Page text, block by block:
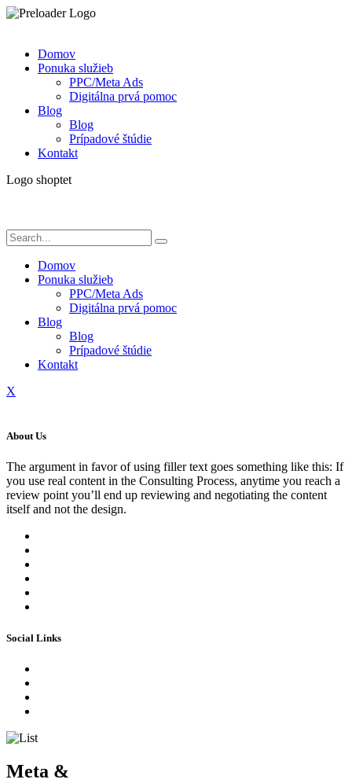
Domov
Ponuka služieb
PPC/Meta Ads
Digitálna prvá pomoc
Blog
Blog
Prípadové štúdie
Kontakt
Logo shoptet
Domov
Ponuka služieb
PPC/Meta Ads
Digitálna prvá pomoc
Blog
Blog
Prípadové štúdie
Kontakt
X
About Us
The argument in favor of using filler text goes something like this: If
you use real content in the Consulting Process, anytime you reach a
review point you’ll end up reviewing and negotiating the content
itself and not the design.
Social Links
Meta &